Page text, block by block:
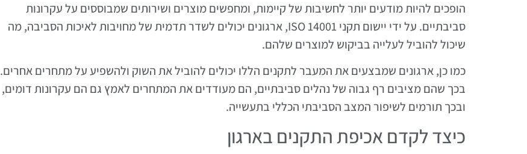
הופכים להיות מודעים יותר לחשיבות של קיימות, ומחפשים מוצרים ושירותים שמבוססים על עקרונות
סביבתיים. על ידי יישום תקני ISO 14001, ארגונים יכולים לשדר תדמית של מחויבות לאיכות הסביבה, מה
שיכול להוביל לעלייה בביקוש למוצרים שלהם.
כמו כן, ארגונים שמבצעים את המעבר לתקנים הללו יכולים להוביל את השוק ולהשפיע על מתחרים אחרים.
בכך שהם מציבים רף גבוה של נהלים סביבתיים, הם מעודדים את המתחרים לאמץ גם הם עקרונות דומים,
ובכך תורמים לשיפור המצב הסביבתי הכללי בתעשייה.
כיצד לקדם אכיפת התקנים בארגון